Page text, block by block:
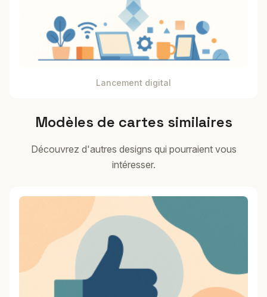
Lancement digital
Modèles de cartes similaires
Découvrez d'autres designs qui pourraient vous
intéresser.